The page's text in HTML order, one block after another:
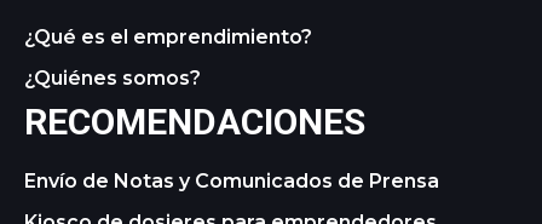
¿Qué es el emprendimiento?
¿Quiénes somos?
RECOMENDACIONES
Envío de Notas y Comunicados de Prensa